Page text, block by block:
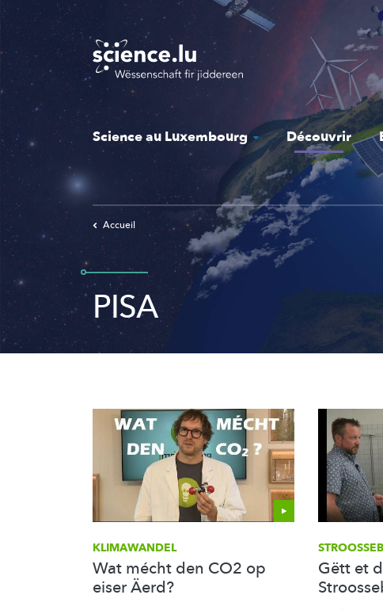
Skip
to
main
content
Science au Luxembourg Découvrir
Accueil
PISA
KLIMAWANDEL
Wat mécht den CO2 op
eiser Äerd?
Gëtt et